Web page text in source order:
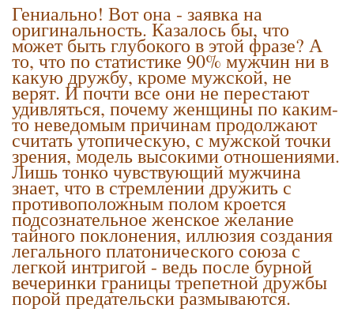
Гениально! Вот она - заявка на
оригинальность. Казалось бы, что
может быть глубокого в этой фразе? А
то, что по статистике 90% мужчин ни в
какую дружбу, кроме мужской, не
верят. И почти все они не перестают
удивляться, почему женщины по каким-
то неведомым причинам продолжают
считать утопическую, с мужской точки
зрения, модель высокими отношениями.
Лишь тонко чувствующий мужчина
знает, что в стремлении дружить с
противоположным полом кроется
подсознательное женское желание
тайного поклонения, иллюзия создания
легального платонического союза с
легкой интригой - ведь после бурной
вечеринки границы трепетной дружбы
порой предательски размываются.